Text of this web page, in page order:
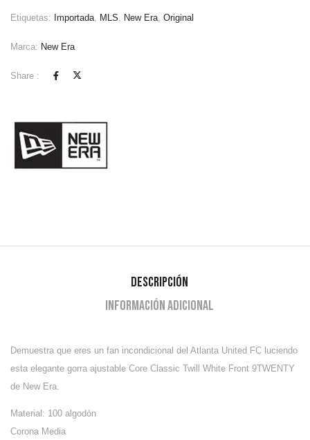
Etiquetas: Importada, MLS, New Era, Original
Marca: New Era
Share :
Descripción
Información adicional
Demuestra que eres un fan incondicional del Atlanta United FC luciendo
esta elegante gorra ajustable Core Classic Twill White Front 9TWENTY
de New Era.
Material: 100 algodón
Corona Media